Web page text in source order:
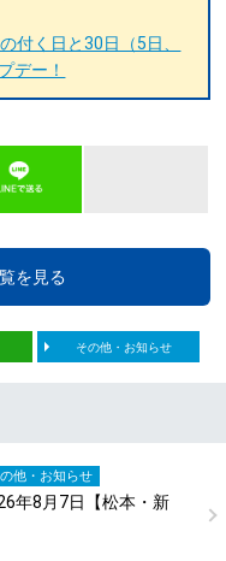
付く日と30日（5日、
デー！
を見る
その他・お知らせ
他・お知らせ
年8月7日【松本・新